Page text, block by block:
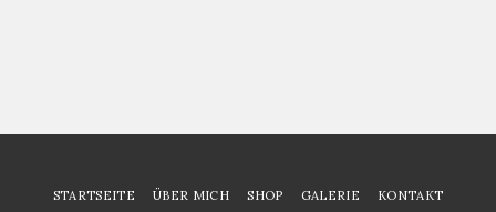
STARTSEITE ÜBER MICH SHOP GALERIE KONTAKT